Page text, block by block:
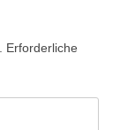
Erforderliche